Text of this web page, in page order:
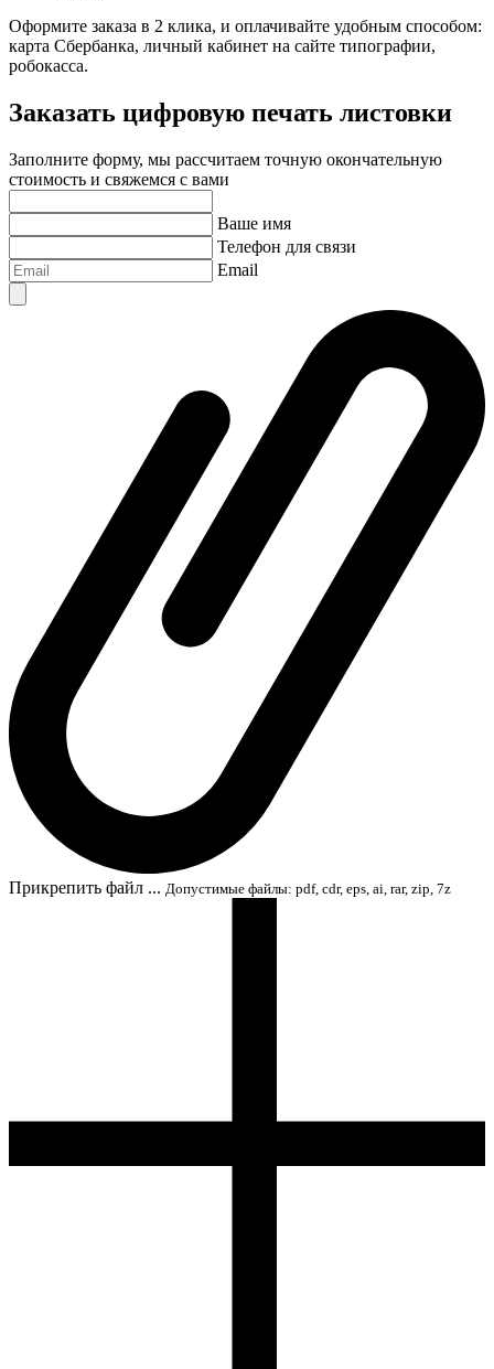
Оформите заказа в 2 клика, и оплачивайте удобным способом:
карта Сбербанка, личный кабинет на сайте типографии,
робокасса.
Заказать цифровую печать листовки
Заполните форму, мы рассчитаем точную окончательную
стоимость и свяжемся с вами
Ваше имя
Телефон для связи
Email
Прикрепить файл ... Допустимые файлы: pdf, cdr, eps, ai, rar, zip, 7z